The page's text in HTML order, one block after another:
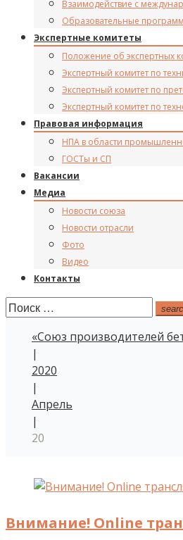
Взаимодействие с
Образовательные
Экспертные комитеты
Положение об экспертных
Экспертный комитет по
Экспертный комитет по
Экспертный комитет по
Правовая информация
НПА в области
ГОСТы и СП
Вакансии
Медиа
Новости союза
Новости отрасли
Фото
Видео
Контакты
Поиск:
«Союз производителей
|
2020
|
Апрель
|
20
День:
20.04.2020
Внимание! Online